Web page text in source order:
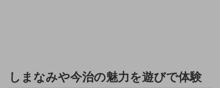
しまなみや今治の魅力を遊びで体験